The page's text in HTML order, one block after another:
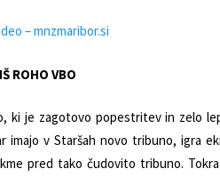
– mnzmaribor.si
ROHO VBO
ki je zagotovo popestritev in zelo
imajo v Staršah novo tribuno, igra
pred tako čudovito tribuno.